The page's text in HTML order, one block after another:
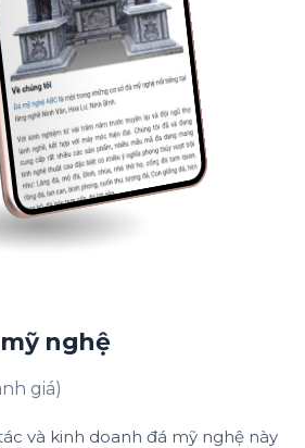
nghệ
giá)
và kinh doanh đá mỹ nghệ này